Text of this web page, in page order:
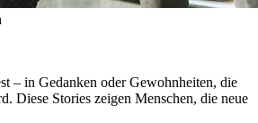
– in Gedanken oder Gewohnheiten, die
Diese Stories zeigen Menschen, die neue